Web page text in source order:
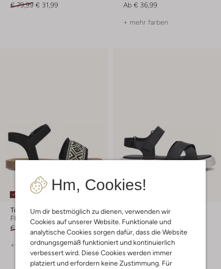
Hm, Cookies!
Um dir bestmöglich zu dienen, verwenden wir
Cookies auf unserer Website. Funktionale und
analytische Cookies sorgen dafür, dass die Website
ordnungsgemäß funktioniert und kontinuierlich
verbessert wird. Diese Cookies werden immer
platziert und erfordern keine Zustimmung. Für
€ 79,99 € 31,99
Ab € 36,99
+ mehr farben
-50%
Toms
Flache Sandalen
€ 59,99
€ 29,99
+ mehr farben
Apples & Pears
Sandalen
€ 64,95
€ 25,99